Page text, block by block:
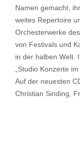
Namen gemacht,
weites Repertoire
Orchesterwerke
von Festivals und
in der halben Welt.
„Studio Konzerte
Auf der neuesten
Christian Sinding,